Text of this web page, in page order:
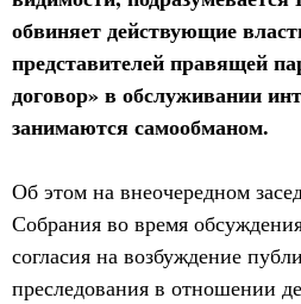
обвиняет действующие
представителей правящей
договор» в обслуживании
занимаются самообманом.
Об этом на внеочередном
Собрания во время
согласия на возбуждение
преследования в отношении